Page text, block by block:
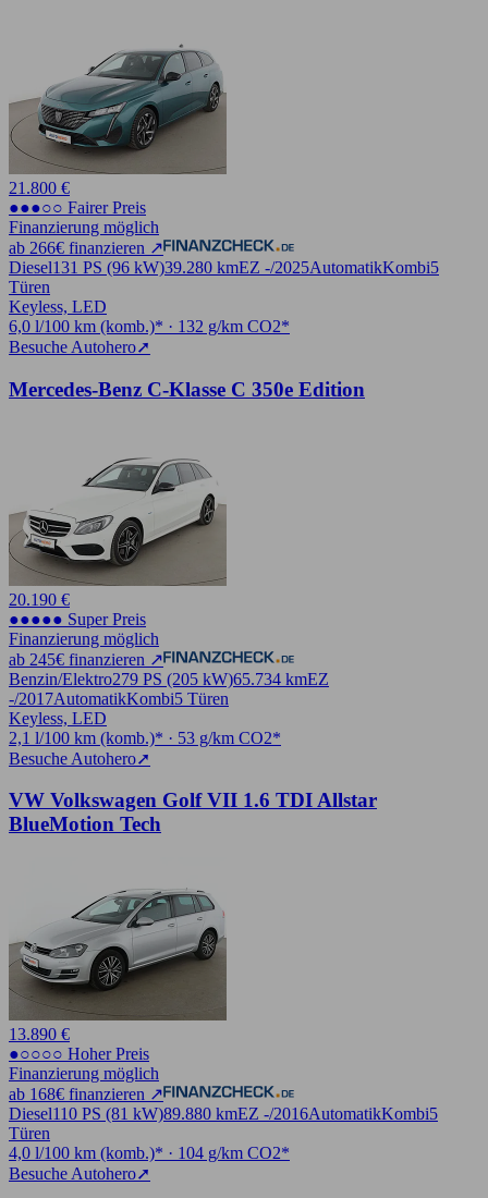
21.800 €
●●●○○ Fairer Preis
Finanzierung möglich
ab 266€ finanzieren ↗
Diesel131 PS (96 kW)39.280 kmEZ -/2025AutomatikKombi5
Türen
Keyless, LED
6,0 l/100 km (komb.)* · 132 g/km CO2*
Besuche Autohero➚
Mercedes-Benz C-Klasse C 350e Edition
20.190 €
●●●●● Super Preis
Finanzierung möglich
ab 245€ finanzieren ↗
Benzin/Elektro279 PS (205 kW)65.734 kmEZ
-/2017AutomatikKombi5 Türen
Keyless, LED
2,1 l/100 km (komb.)* · 53 g/km CO2*
Besuche Autohero➚
VW Volkswagen Golf VII 1.6 TDI Allstar
BlueMotion Tech
13.890 €
●○○○○ Hoher Preis
Finanzierung möglich
ab 168€ finanzieren ↗
Diesel110 PS (81 kW)89.880 kmEZ -/2016AutomatikKombi5
Türen
4,0 l/100 km (komb.)* · 104 g/km CO2*
Besuche Autohero➚